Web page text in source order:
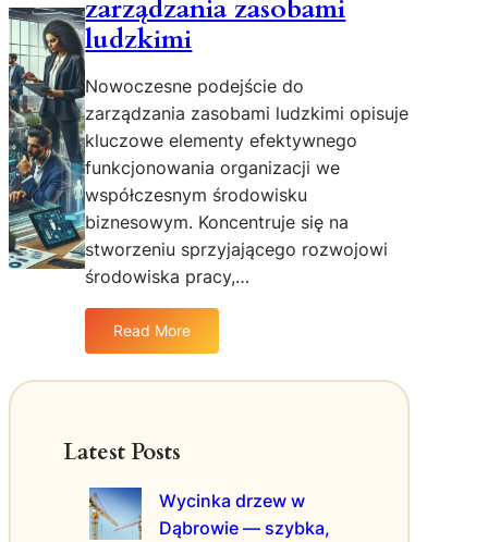
i
r
z
i
s
z
t
u
c
e
n
i
e
t
y
c
z
n
e
w
i
z
e
e
i
ę
zarządzania zasobami
ludzkimi
Nowoczesne podejście do
zarządzania zasobami ludzkimi opisuje
kluczowe elementy efektywnego
funkcjonowania organizacji we
współczesnym środowisku
biznesowym. Koncentruje się na
stworzeniu sprzyjającego rozwojowi
środowiska pracy,…
Read More
o
c
Latest Posts
Wycinka drzew w
Dąbrowie — szybka,